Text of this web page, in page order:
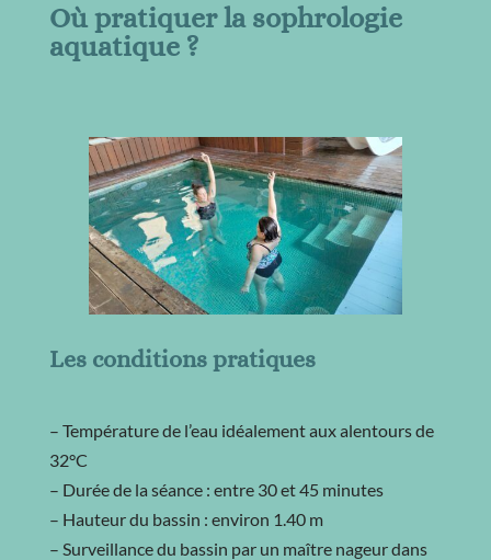
Où pratiquer la sophrologie
aquatique ?
Les conditions pratiques
– Température de l’eau idéalement aux alentours de
32°C
– Durée de la séance : entre 30 et 45 minutes
– Hauteur du bassin : environ 1.40 m
– Surveillance du bassin par un maître nageur dans